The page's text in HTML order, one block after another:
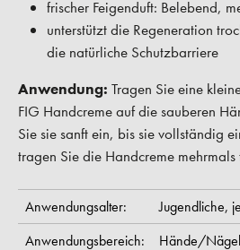
frischer Feigenduft: Belebend,
unterstützt die Regeneration
die natürliche Schutzbarriere
Anwendung: Tragen Sie eine
FIG Handcreme auf die sauberen
Sie sie sanft ein, bis sie vollständig
tragen Sie die Handcreme
Anwendungsalter: Jugendliche,
Anwendungsbereich:
Hände/Nägel